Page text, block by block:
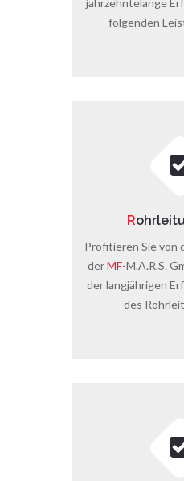
folgenden
R
Profitieren Sie von
derMF-M.A.R.S.
der langjährigen
des